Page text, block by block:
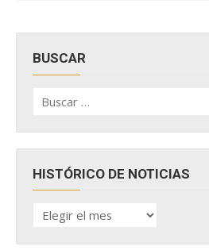
BUSCAR
por:
HISTÓRICO DE NOTICIAS
HISTÓRICO
DE